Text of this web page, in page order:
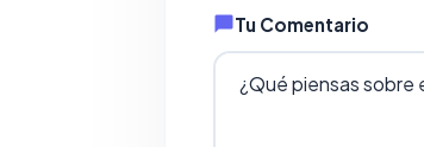
Tu Comentario